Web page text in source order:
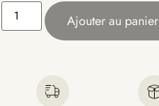
Ajouter au panier